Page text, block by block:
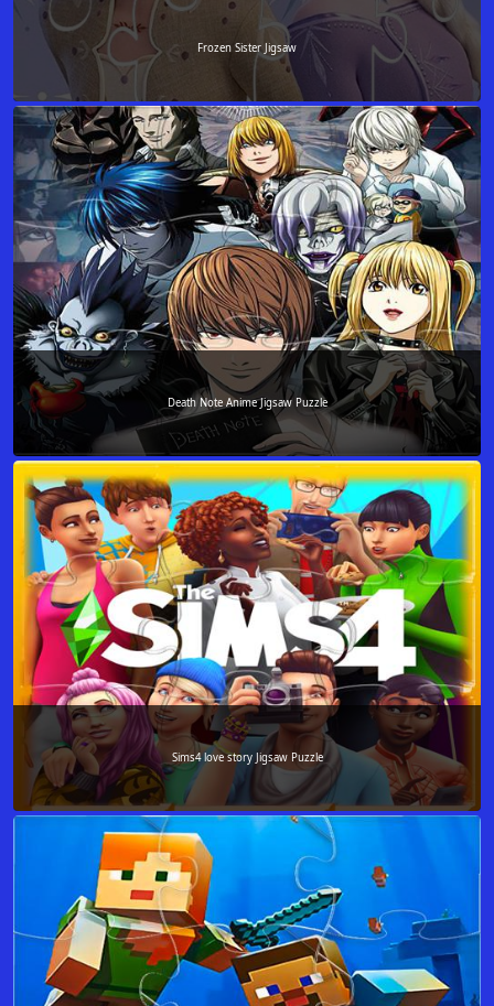
Frozen Sister Jigsaw
Death Note Anime Jigsaw Puzzle
Sims4 love story Jigsaw Puzzle